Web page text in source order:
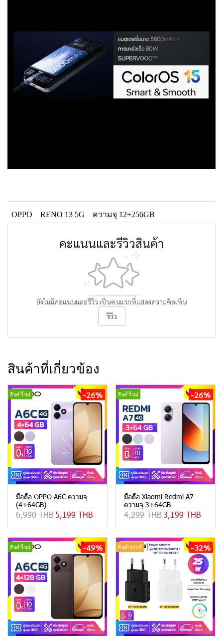
OPPO RENO 13 5G ความจุ 12+256GB
คะแนนและรีวิวสินค้า
ยังไม่มีคะแนนและรีวิว เป็นคนแรกที่แสดงความคิดเห็น
รีวิว
สินค้าที่เกี่ยวข้อง
สินค้าใหม่ -26%
มือถือ OPPO A6C ความจุ
(4+64GB)
6,990 THB 5,199 THB
สินค้าใหม่ -26%
มือถือ Xiaomi Redmi A7
ความจุ 3+64GB
4,299 THB3,199 THB
สินค้าใหม่ -49% สินค้าขายดี -32%